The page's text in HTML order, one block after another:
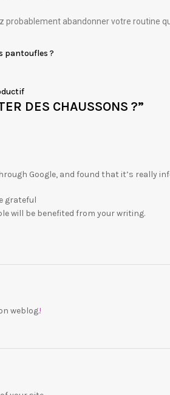
probablement abandonner votre routine
pantoufles ?
DES CHAUSSONS ?”
Google, and found that it’s really
grateful
will be benefited from your writing.
weblog.!